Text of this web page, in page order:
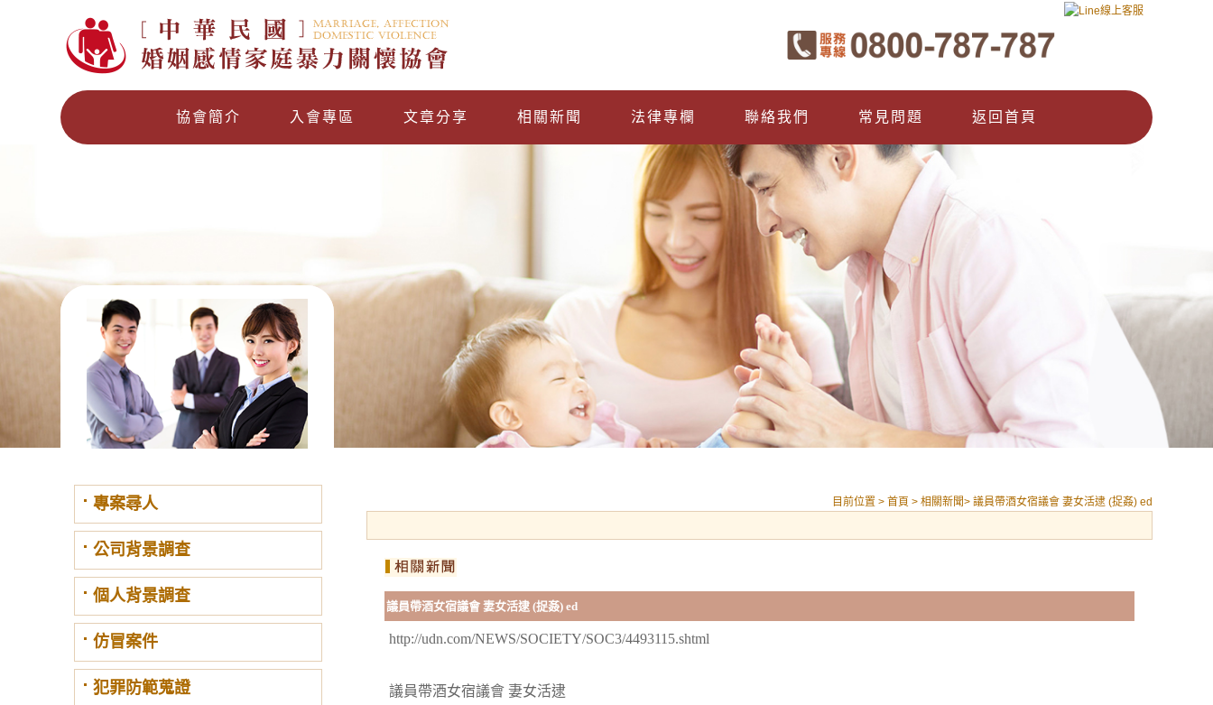
協會簡介 入會專區 文章分享 相關新聞 法律專欄 聯絡我們 常見問題 返回首頁
專案尋人
公司背景調查
個人背景調查
仿冒案件
犯罪防範蒐證
目前位置 > 首頁 > 相關新聞> 議員帶酒女宿議會 妻女活逮 (捉姦) ed
議員帶酒女宿議會 妻女活逮 (捉姦) ed
http://udn.com/NEWS/SOCIETY/SOC3/4493115.shtml
議員帶酒女宿議會 妻女活逮